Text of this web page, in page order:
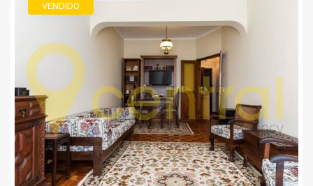
VENDIDO